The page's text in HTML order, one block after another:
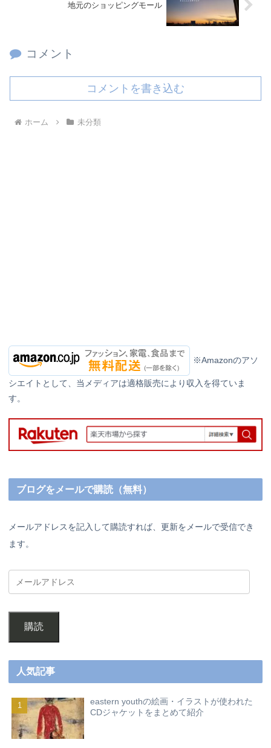
地元のショッピングモール
コメント
コメントを書き込む
ホーム 未分類
※Amazonのアソ
シエイトとして、当メディアは適格販売により収入を得ていま
す。
ブログをメールで購読（無料）
メールアドレスを記入して購読すれば、更新をメールで受信でき
ます。
購読
人気記事
eastern youthの絵画・イラストが使われた
CDジャケットをまとめて紹介